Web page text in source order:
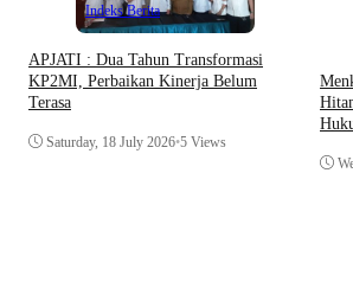
Indeks Berita
APJATI : Dua Tahun Transformasi
KP2MI, Perbaikan Kinerja Belum
Terasa
Saturday, 18 July 2026•5 Views